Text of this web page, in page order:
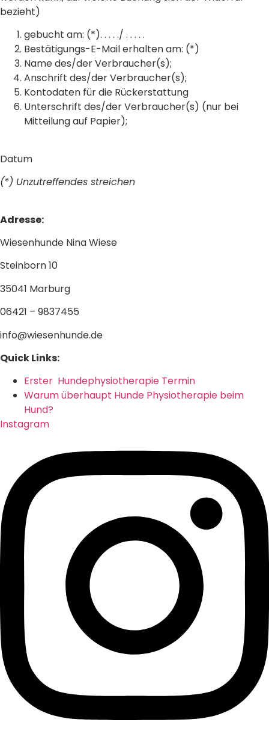
bezieht)
gebucht am: (*). . . . ./ . . . . .
Bestätigungs-E-Mail erhalten am: (*)
Name des/der Verbraucher(s);
Anschrift des/der Verbraucher(s);
Kontodaten für die Rückerstattung
Unterschrift des/der Verbraucher(s) (nur bei
Mitteilung auf Papier);
Datum
(*) Unzutreffendes streichen
Adresse:
Wiesenhunde Nina Wiese
Steinborn 10
35041 Marburg
06421 – 9837455
info@wiesenhunde.de
Quick Links:
Erster Hundephysiotherapie Termin
Warum überhaupt Hunde Physiotherapie beim
Hund?
Instagram